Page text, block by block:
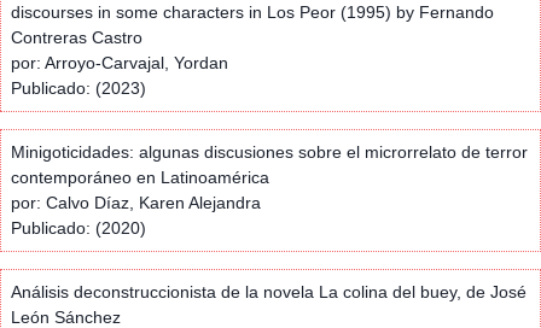
discourses in some characters in Los Peor (1995) by Fernando
Contreras Castro
por: Arroyo-Carvajal, Yordan
Publicado: (2023)
Minigoticidades: algunas discusiones sobre el microrrelato de terror
contemporáneo en Latinoamérica
por: Calvo Díaz, Karen Alejandra
Publicado: (2020)
Análisis deconstruccionista de la novela La colina del buey, de José
León Sánchez